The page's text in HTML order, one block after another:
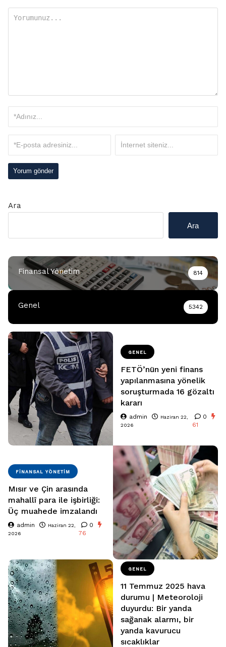
Ara
Ara
Finansal Yönetim 814
Genel 5342
GENEL
FETÖ’nün yeni finans
yapılanmasına yönelik
soruşturmada 16 gözaltı
kararı
admin
Haziran 22,
2026
0
61
FINANSAL YÖNETIM
Mısır ve Çin arasında
mahallî para ile işbirliği:
Üç muahede imzalandı
admin
Haziran 22,
2026
0
76
GENEL
11 Temmuz 2025 hava
durumu | Meteoroloji
duyurdu: Bir yanda
sağanak alarmı, bir
yanda kavurucu
sıcaklıklar